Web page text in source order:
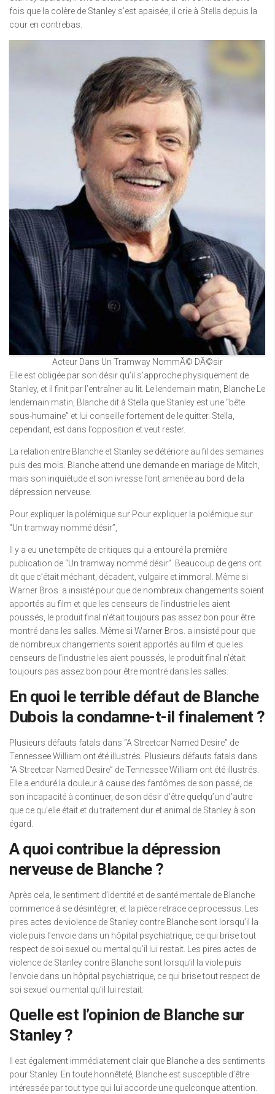
fois que la colère de Stanley s’est apaisée, il crie à Stella depuis la
cour en contrebas.
Acteur Dans Un Tramway NommÃ© DÃ©sir
Elle est obligée par son désir qu’il s’approche physiquement de
Stanley, et il finit par l’entraîner au lit. Le lendemain matin, Blanche Le
lendemain matin, Blanche dit à Stella que Stanley est une “bête
sous-humaine” et lui conseille fortement de le quitter. Stella,
cependant, est dans l’opposition et veut rester.
La relation entre Blanche et Stanley se détériore au fil des semaines
puis des mois. Blanche attend une demande en mariage de Mitch,
mais son inquiétude et son ivresse l’ont amenée au bord de la
dépression nerveuse.
Pour expliquer la polémique sur Pour expliquer la polémique sur
“Un tramway nommé désir”,
Il y a eu une tempête de critiques qui a entouré la première
publication de “Un tramway nommé désir”. Beaucoup de gens ont
dit que c’était méchant, décadent, vulgaire et immoral. Même si
Warner Bros. a insisté pour que de nombreux changements soient
apportés au film et que les censeurs de l’industrie les aient
poussés, le produit final n’était toujours pas assez bon pour être
montré dans les salles. Même si Warner Bros. a insisté pour que
de nombreux changements soient apportés au film et que les
censeurs de l’industrie les aient poussés, le produit final n’était
toujours pas assez bon pour être montré dans les salles.
En quoi le terrible défaut de Blanche
Dubois la condamne-t-il finalement ?
Plusieurs défauts fatals dans “A Streetcar Named Desire” de
Tennessee William ont été illustrés. Plusieurs défauts fatals dans
“A Streetcar Named Desire” de Tennessee William ont été illustrés.
Elle a enduré la douleur à cause des fantômes de son passé, de
son incapacité à continuer, de son désir d’être quelqu’un d’autre
que ce qu’elle était et du traitement dur et animal de Stanley à son
égard.
A quoi contribue la dépression
nerveuse de Blanche ?
Après cela, le sentiment d’identité et de santé mentale de Blanche
commence à se désintégrer, et la pièce retrace ce processus. Les
pires actes de violence de Stanley contre Blanche sont lorsqu’il la
viole puis l’envoie dans un hôpital psychiatrique, ce qui brise tout
respect de soi sexuel ou mental qu’il lui restait. Les pires actes de
violence de Stanley contre Blanche sont lorsqu’il la viole puis
l’envoie dans un hôpital psychiatrique, ce qui brise tout respect de
soi sexuel ou mental qu’il lui restait.
Quelle est l’opinion de Blanche sur
Stanley ?
Il est également immédiatement clair que Blanche a des sentiments
pour Stanley. En toute honnêteté, Blanche est susceptible d’être
intéressée par tout type qui lui accorde une quelconque attention.